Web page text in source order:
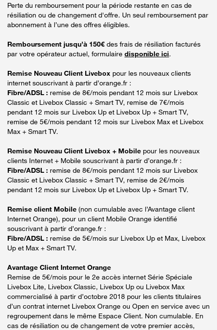
Perte du remboursement pour la période restante en cas de
résiliation ou de changement d'offre. Un seul remboursement par
abonnement à l’une des offres éligibles.
Remboursement jusqu’à 150€ des frais de résiliation facturés
par votre opérateur actuel, formulaire disponible ici.
Remise Nouveau Client Livebox pour les nouveaux clients
internet souscrivant à partir d’orange.fr :
Fibre/ADSL : remise de 8€/mois pendant 12 mois sur Livebox
Classic et Livebox Classic + Smart TV, remise de 7€/mois
pendant 12 mois sur Livebox Up et Livebox Up + Smart TV,
remise de 5€/mois pendant 12 mois sur Livebox Max et Livebox
Max + Smart TV.
Remise Nouveau Client Livebox + Mobile pour les nouveaux
clients Internet + Mobile souscrivant à partir d’orange.fr :
Fibre/ADSL : remise de 8€/mois pendant 12 mois sur Livebox
Classic et Livebox Classic + Smart TV, remise de 2€/mois
pendant 12 mois sur Livebox Up et Livebox Up + Smart TV.
Remise client Mobile (non cumulable avec l’Avantage client
Internet Orange), pour un client Mobile Orange identifié
souscrivant à partir d’orange.fr :
Fibre/ADSL : remise de 5€/mois sur Livebox Up et Max, Livebox
Up et Max + Smart TV.
Avantage Client Internet Orange
Remise de 5€/mois pour le 2e accès internet Série Spéciale
Livebox Lite, Livebox Classic, Livebox Up ou Livebox Max
commercialisé à partir d’octobre 2018 pour les clients titulaires
d’un contrat internet Livebox Orange ou Open en service avec un
regroupement dans le même Espace Client. Non cumulable. En
cas de résiliation ou de changement de votre premier accès,